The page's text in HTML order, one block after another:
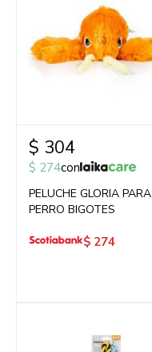
$ 304
$ 274con
PELUCHE GLORIA PARA
PERRO BIGOTES
$ 274